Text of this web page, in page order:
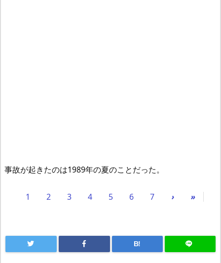
事故が起きたのは1989年の夏のことだった。
1 2 3 4 5 6 7 › »
B!